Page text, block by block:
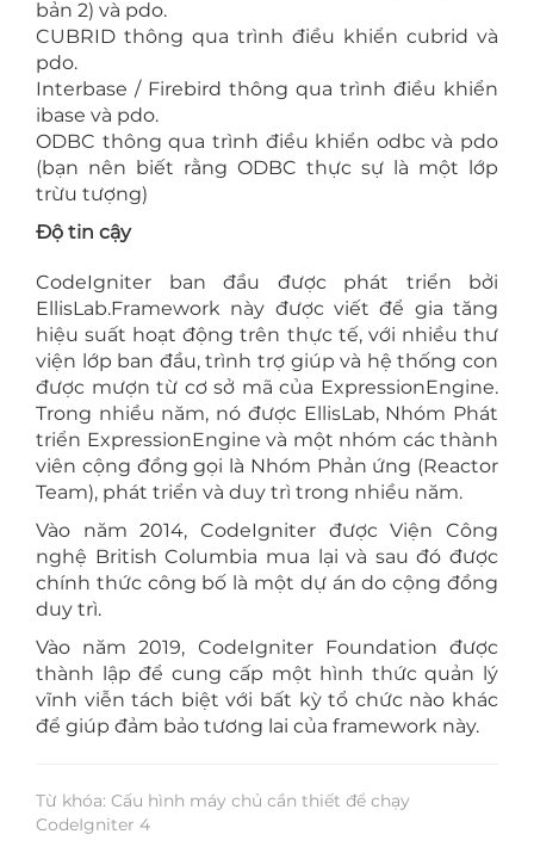
bản 2) và pdo.
CUBRID thông qua trình điều khiển cubrid và
pdo.
Interbase / Firebird thông qua trình điều khiển
ibase và pdo.
ODBC thông qua trình điều khiển odbc và pdo
(bạn nên biết rằng ODBC thực sự là một lớp
trừu tượng)
Độ tin cậy
CodeIgniter ban đầu được phát triển bởi
EllisLab.Framework này được viết để gia tăng
hiệu suất hoạt động trên thực tế, với nhiều thư
viện lớp ban đầu, trình trợ giúp và hệ thống con
được mượn từ cơ sở mã của ExpressionEngine.
Trong nhiều năm, nó được EllisLab, Nhóm Phát
triển ExpressionEngine và một nhóm các thành
viên cộng đồng gọi là Nhóm Phản ứng (Reactor
Team), phát triển và duy trì trong nhiều năm.
Vào năm 2014, CodeIgniter được Viện Công
nghệ British Columbia mua lại và sau đó được
chính thức công bố là một dự án do cộng đồng
duy trì.
Vào năm 2019, CodeIgniter Foundation được
thành lập để cung cấp một hình thức quản lý
vĩnh viễn tách biệt với bất kỳ tổ chức nào khác
để giúp đảm bảo tương lai của framework này.
Từ khóa: Cấu hình máy chủ cần thiết để chạy
CodeIgniter 4